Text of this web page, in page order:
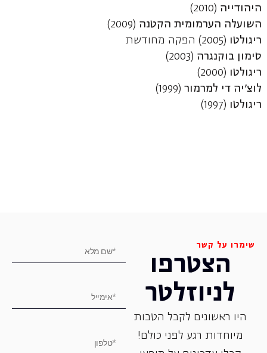
היהודייה (2010)
השועלה הערמומית הקטנה (2009)
ריגולטו (2005) הפקה מחודשת
סימון בוקנגרה (2003)
ריגולטו (2000)
לוצ'יה די למרמור(1999)
ריגולטו (1997)
שימרו על קשר
הצטרפו
לניוזלטר
היו ראשונים לקבל הטבות
מיוחדות רגע לפני כולם!